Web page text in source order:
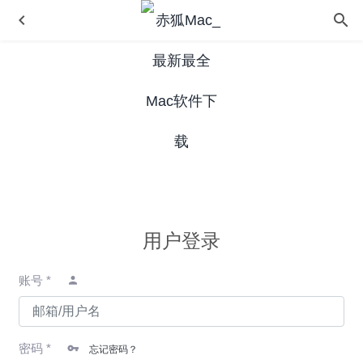
用户登录
账号 *
密码 * 忘记密码？
Coherence X 3.1.1 – 轻松快速网页转成本地应用
Type Fu 4.7.2 – 打字练习工具
Cleaner for Xcode 4.0.5 中文版 – Xcode 垃圾文件清理工
具 2021-05-01
iShot 1.6.5 for Mac中文版-非常优秀的截图录屏的神器